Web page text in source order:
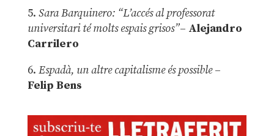
5. Sara Barquinero: “L’accés al professorat
universitari té molts espais grisos”– Alejandro
Carrilero
6. Espadà, un altre capitalisme és possible –
Felip Bens